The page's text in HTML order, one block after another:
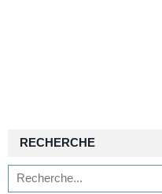
RECHERCHE